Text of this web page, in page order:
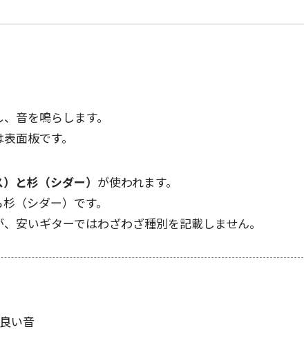
音を鳴らします。
表面板です。
と杉（シダー） が使われます。
（シダー）です。
安いギターではわざわざ種別を記載しません。
い音